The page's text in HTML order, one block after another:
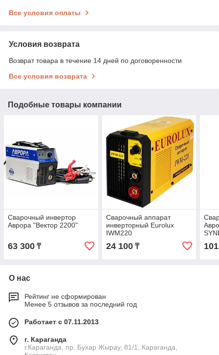
Все условия оплаты
Условия возврата
Возврат товара в течение 14 дней по договоренности
Все условия возврата
Подобные товары компании
Сварочный инвертор
Аврора "Вектор 2200"
63 300 ₸
Сварочный аппарат
инверторный Eurolux
IWM220
24 100₸
О нас
Рейтинг не сформирован
Менее 5 отзывов за последний год
Работает с 07.11.2013
г. Караганда
г.Караганда, пр. Бухар Жырау, 81/1, Караганда,